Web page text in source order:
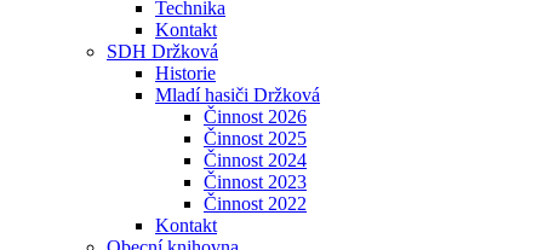
Technika
Kontakt
SDH Držková
Historie
Mladí hasiči Držková
Činnost 2026
Činnost 2025
Činnost 2024
Činnost 2023
Činnost 2022
Kontakt